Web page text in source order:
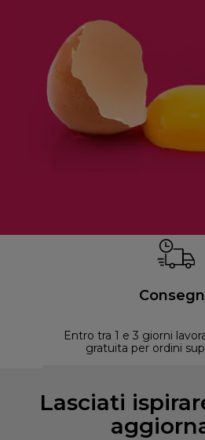
Entro tra 1 e 3 giorni
gratuita per ordini
Lasciati